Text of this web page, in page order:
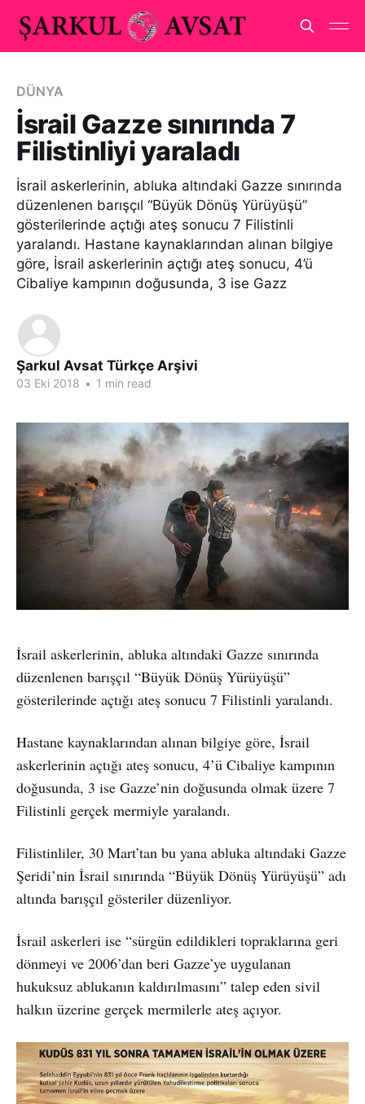
DÜNYA
İsrail Gazze sınırında 7
Filistinliyi yaraladı
İsrail askerlerinin, abluka altındaki Gazze sınırında
düzenlenen barışçıl “Büyük Dönüş Yürüyüşü”
gösterilerinde açtığı ateş sonucu 7 Filistinli
yaralandı. Hastane kaynaklarından alınan bilgiye
göre, İsrail askerlerinin açtığı ateş sonucu, 4’ü
Cibaliye kampının doğusunda, 3 ise Gazz
Şarkul Avsat Türkçe Arşivi
03 Eki 2018 • 1 min read
İsrail askerlerinin, abluka altındaki Gazze sınırında
düzenlenen barışçıl “Büyük Dönüş Yürüyüşü”
gösterilerinde açtığı ateş sonucu 7 Filistinli yaralandı.
Hastane kaynaklarından alınan bilgiye göre, İsrail
askerlerinin açtığı ateş sonucu, 4’ü Cibaliye kampının
doğusunda, 3 ise Gazze’nin doğusunda olmak üzere 7
Filistinli gerçek mermiyle yaralandı.
Filistinliler, 30 Mart’tan bu yana abluka altındaki Gazze
Şeridi’nin İsrail sınırında “Büyük Dönüş Yürüyüşü” adı
altında barışçıl gösteriler düzenliyor.
İsrail askerleri ise “sürgün edildikleri topraklarına geri
dönmeyi ve 2006’dan beri Gazze’ye uygulanan
hukuksuz ablukanın kaldırılmasını” talep eden sivil
halkın üzerine gerçek mermilerle ateş açıyor.